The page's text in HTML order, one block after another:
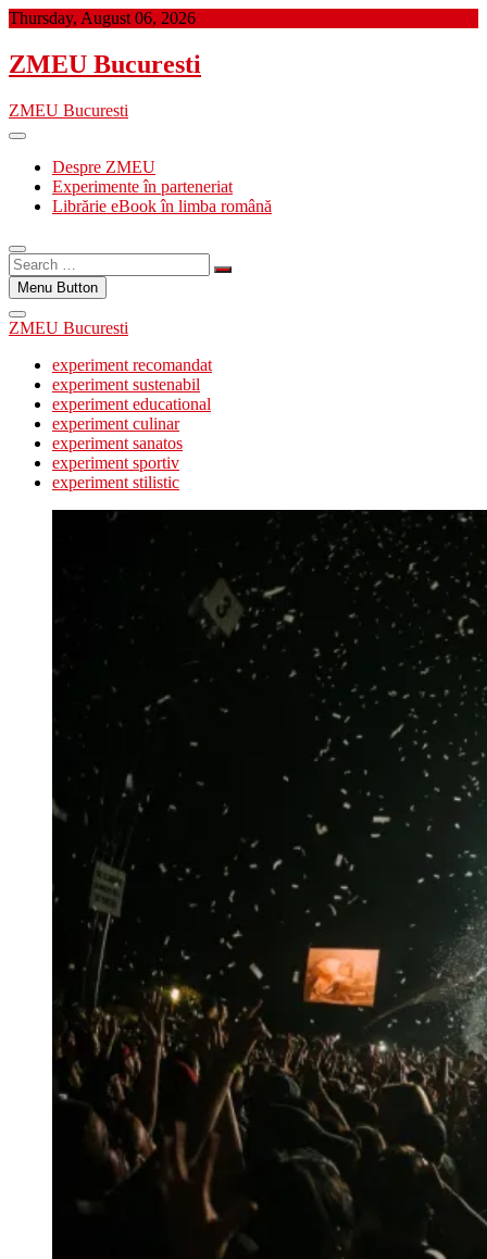
Skip
content
Thursday, August 06, 2026
ZMEU Bucuresti
ZMEU Bucuresti
Despre ZMEU
Experimente în parteneriat
Librărie eBook în limba română
Search
…Menu Button
ZMEU Bucuresti
experiment recomandat
experiment sustenabil
experiment educational
experiment culinar
experiment sanatos
experiment sportiv
experiment stilistic